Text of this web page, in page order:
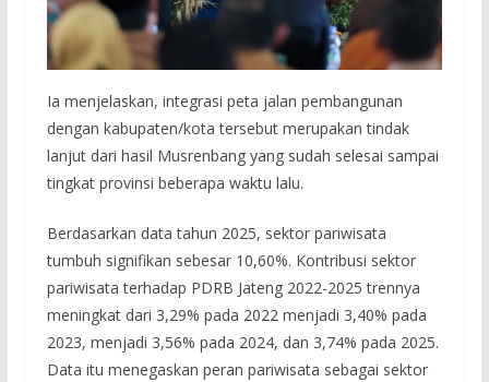
Ia menjelaskan, integrasi peta jalan pembangunan
dengan kabupaten/kota tersebut merupakan tindak
lanjut dari hasil Musrenbang yang sudah selesai sampai
tingkat provinsi beberapa waktu lalu.
Berdasarkan data tahun 2025, sektor pariwisata
tumbuh signifikan sebesar 10,60%. Kontribusi sektor
pariwisata terhadap PDRB Jateng 2022-2025 trennya
meningkat dari 3,29% pada 2022 menjadi 3,40% pada
2023, menjadi 3,56% pada 2024, dan 3,74% pada 2025.
Data itu menegaskan peran pariwisata sebagai sektor